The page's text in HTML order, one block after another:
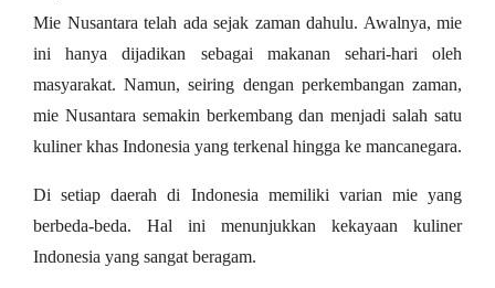
Mie Nusantara telah ada sejak zaman dahulu. Awalnya, mie
ini hanya dijadikan sebagai makanan sehari-hari oleh
masyarakat. Namun, seiring dengan perkembangan zaman,
mie Nusantara semakin berkembang dan menjadi salah satu
kuliner khas Indonesia yang terkenal hingga ke mancanegara.
Di setiap daerah di Indonesia memiliki varian mie yang
berbeda-beda. Hal ini menunjukkan kekayaan kuliner
Indonesia yang sangat beragam.